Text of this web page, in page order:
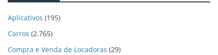
Aplicativos (195)
Carros (2.765)
Compra e Venda de Locadoras (29)